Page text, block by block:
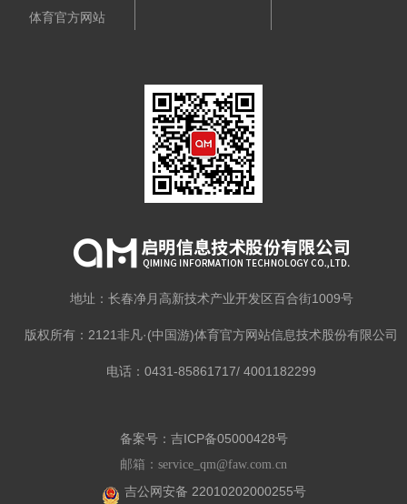
体育官方网站
地址：长春净月高新技术产业开发区百合街1009号
版权所有：2121非凡·(中国游)体育官方网站信息技术股份有限公司
电话：0431-85861717/ 4001182299
备案号：吉ICP备05000428号
邮箱：service_qm@faw.com.cn
吉公网安备 22010202000255号